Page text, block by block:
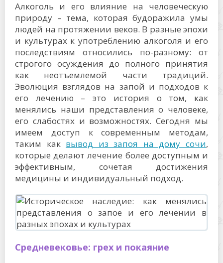
Алкоголь и его влияние на человеческую
природу – тема, которая будоражила умы
людей на протяжении веков. В разные эпохи
и культурах к употреблению алкоголя и его
последствиям относились по-разному: от
строгого осуждения до полного принятия
как неотъемлемой части традиций.
Эволюция взглядов на запой и подходов к
его лечению – это история о том, как
менялись наши представления о человеке,
его слабостях и возможностях. Сегодня мы
имеем доступ к современным методам,
таким как вывод из запоя на дому сочи,
которые делают лечение более доступным и
эффективным, сочетая достижения
медицины и индивидуальный подход.
Средневековье: грех и покаяние